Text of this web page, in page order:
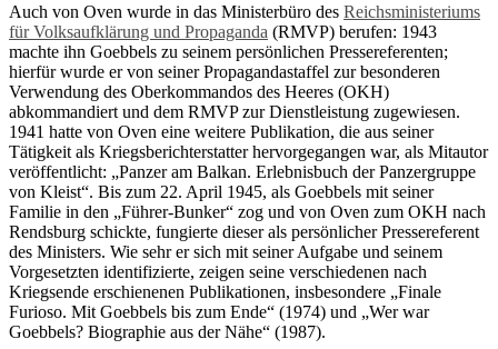
Auch von Oven wurde in das Ministerbüro des Reichsministeriums
für Volksaufklärung und Propaganda (RMVP) berufen: 1943
machte ihn Goebbels zu seinem persönlichen Pressereferenten;
hierfür wurde er von seiner Propagandastaffel zur besonderen
Verwendung des Oberkommandos des Heeres (OKH)
abkommandiert und dem RMVP zur Dienstleistung zugewiesen.
1941 hatte von Oven eine weitere Publikation, die aus seiner
Tätigkeit als Kriegsberichterstatter hervorgegangen war, als Mitautor
veröffentlicht: „Panzer am Balkan. Erlebnisbuch der Panzergruppe
von Kleist“. Bis zum 22. April 1945, als Goebbels mit seiner
Familie in den „Führer-Bunker“ zog und von Oven zum OKH nach
Rendsburg schickte, fungierte dieser als persönlicher Pressereferent
des Ministers. Wie sehr er sich mit seiner Aufgabe und seinem
Vorgesetzten identifizierte, zeigen seine verschiedenen nach
Kriegsende erschienenen Publikationen, insbesondere „Finale
Furioso. Mit Goebbels bis zum Ende“ (1974) und „Wer war
Goebbels? Biographie aus der Nähe“ (1987).